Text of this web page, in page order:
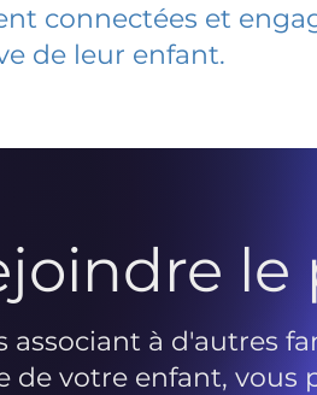
connectées et
de leur enfant.
associant à d'autres
de votre enfant, vous